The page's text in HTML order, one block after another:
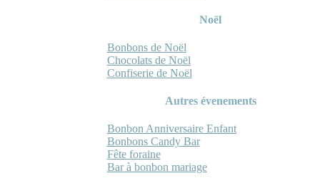
Noël
Bonbons de Noël
Chocolats de Noël
Confiserie de Noël
Autres évenements
Bonbon Anniversaire Enfant
Bonbons Candy Bar
Fête foraine
Bar à bonbon mariage